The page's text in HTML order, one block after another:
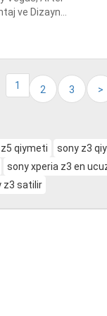
ve Dizayna
yazir...
1 2 3 >
qiymeti
sony z3
sony xperia z3 en
z3 satilir